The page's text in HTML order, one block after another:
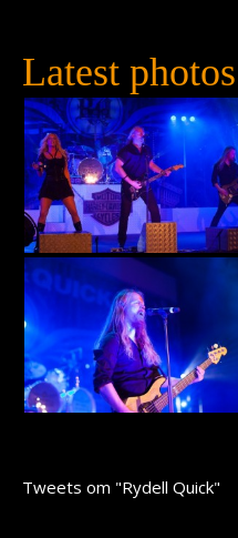
Latest photos
Tweets om "Rydell Quick"